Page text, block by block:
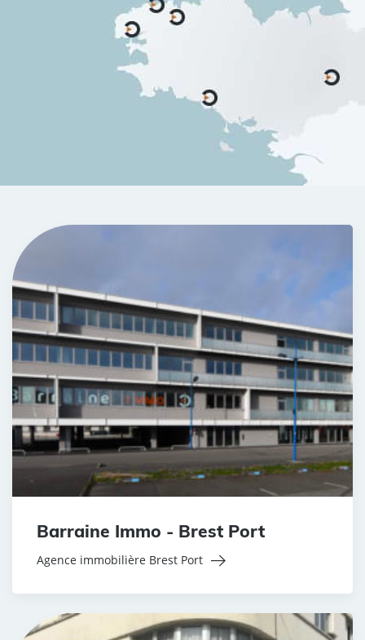
Barraine Immo - Brest Port
Agence immobilière Brest Port